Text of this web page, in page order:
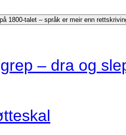
1800-talet – språk er meir enn
– dra og